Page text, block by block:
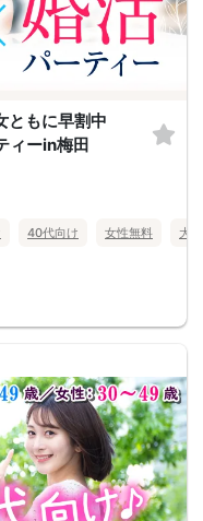
ともに早割中
ィーin梅田
40代向け 女性無料 大